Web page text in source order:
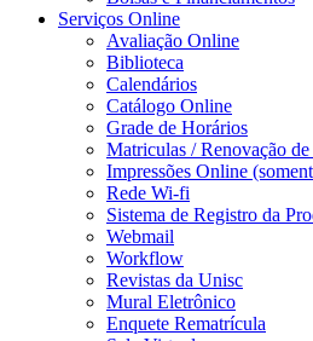
Serviços Online
Avaliação Online
Biblioteca
Calendários
Catálogo Online
Grade de Horários
Matriculas / Renovação
Impressões Online
Rede Wi-fi
Sistema de Registro da
Webmail
Workflow
Revistas da Unisc
Mural Eletrônico
Enquete Rematrícula